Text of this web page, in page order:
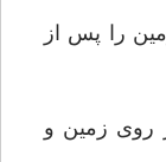
را پس از
روی زمین و